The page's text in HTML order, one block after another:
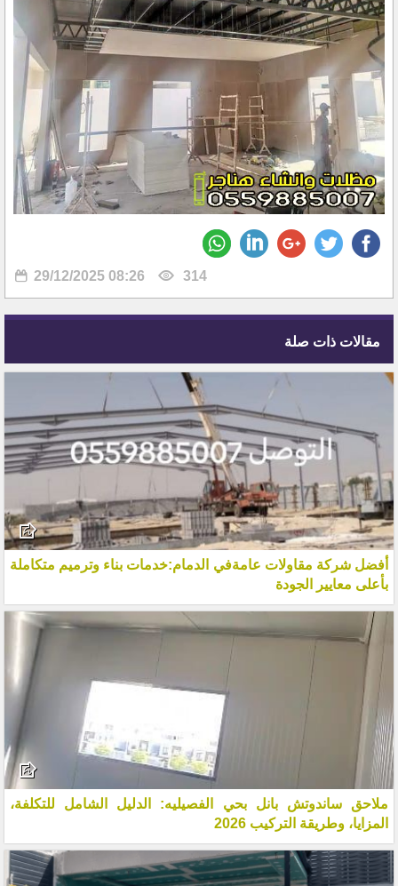
29/12/2025 08:26 314
مقالات ذات صلة
أفضل شركة مقاولات عامةفي الدمام:خدمات بناء وترميم متكاملة
بأعلى معايير الجودة
ملاحق ساندوتش بانل بحي الفصيليه: الدليل الشامل للتكلفة،
المزايا، وطريقة التركيب 2026